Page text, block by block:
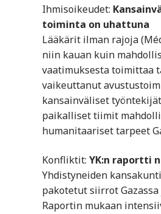
Ihmisoikeudet:
toiminta on uhattuna
Lääkärit ilman rajoja
niin kauan kuin
vaatimuksesta toimittaa
vaikeuttanut
kansainväliset
paikalliset tiimit
humanitaariset tarpeet
Konfliktit: YK:n raportti
Yhdistyneiden
pakotetut siirrot
Raportin mukaan